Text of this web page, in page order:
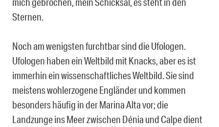
Sternen.
Noch am wenigsten furchtbar sind die Ufologen.
Ufologen haben ein Weltbild mit Knacks, aber es ist
immerhin ein wissenschaftliches Weltbild. Sie sind
meistens wohlerzogene Engländer und kommen
besonders häufig in der Marina Alta vor; die
Landzunge ins Meer zwischen Dénia und Calpe dient